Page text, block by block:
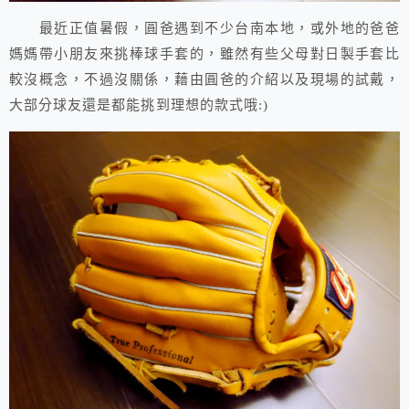
最近正值暑假，圓爸遇到不少台南本地，或外地的爸爸
媽媽帶小朋友來挑棒球手套的，雖然有些父母對日製手套比
較沒概念，不過沒關係，藉由圓爸的介紹以及現場的試戴，
大部分球友還是都能挑到理想的款式哦:)